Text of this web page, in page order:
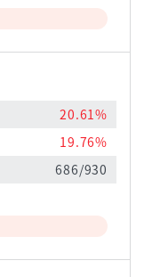
20.61%
19.76%
686/930